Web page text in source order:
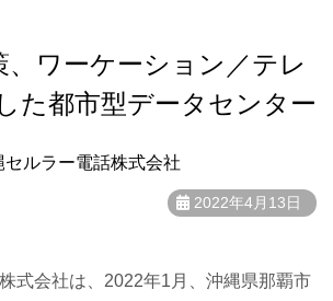
、ワーケーション／テレ
た都市型データセンター
ルラー電話株式会社
2022年4月13日
式会社は、2022年1月、沖縄県那覇市